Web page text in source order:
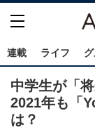
連載 ライフ
中学生が「
2021年も「
は？